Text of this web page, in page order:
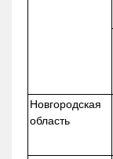
Новгородская
область